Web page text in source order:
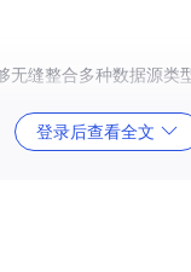
缝整合多种数据源类
登录后查看全文